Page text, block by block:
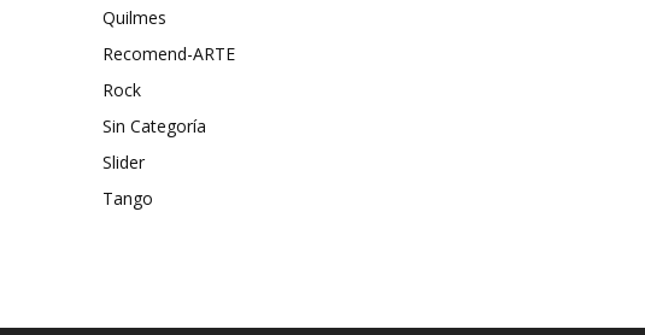
Quilmes
Recomend-ARTE
Rock
Sin Categoría
Slider
Tango